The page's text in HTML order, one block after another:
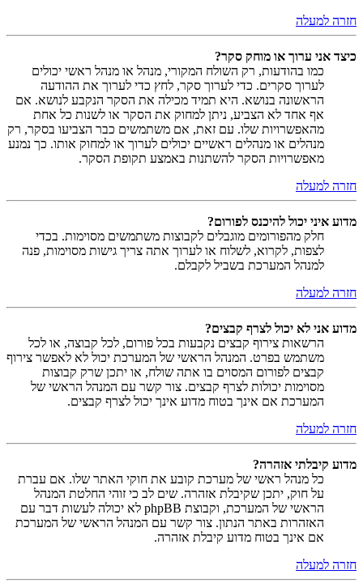
חזרה למעלה
כיצד אני ערוך או מוחק סקר?
כמו בהודעות, רק השולח המקורי, מנהל או מנהל ראשי יכולים
לערוך סקרים. כדי לערוך סקר, לחץ כדי לערוך את ההודעה
הראשונה בנושא. היא תמיד מכילה את הסקר הנקבע לנושא. אם
אף אחד לא הצביע, ניתן למחוק את הסקר או לשנות כל אחת
מהאפשרויות שלו. עם זאת, אם משתמשים כבר הצביעו בסקר, רק
מנהלים או מנהלים ראשיים יכולים לערוך או למחוק אותו. כך נמנע
מאפשרויות הסקר להשתנות באמצע תקופת הסקר.
חזרה למעלה
מדוע איני יכול להיכנס לפורום?
חלק מהפורומים מוגבלים לקבוצות משתמשים מסוימות. בכדי
לצפות, לקרוא, לשלוח או לערוך אתה צריך גישות מסוימות, פנה
למנהל המערכת בשביל לקבלם.
חזרה למעלה
מדוע אני לא יכול לצרף קבצים?
הרשאות צירוף קבצים נקבעות בכל פורום, לכל קבוצה, או לכל
משתמש בפרט. המנהל הראשי של המערכת יכול לא לאפשר צירוף
קבצים לפורום המסוים בו אתה שולח, או יתכן שרק קבוצות
מסוימות יכולות לצרף קבצים. צור קשר עם המנהל הראשי של
המערכת אם אינך בטוח מדוע אינך יכול לצרף קבצים.
חזרה למעלה
מדוע קיבלתי אזהרה?
כל מנהל ראשי של מערכת קובע את חוקי האתר שלו. אם עברת
על חוק, יתכן שקיבלת אזהרה. שים לב כי זוהי החלטת המנהל
הראשי של המערכת, וקבוצת phpBB לא יכולה לעשות דבר עם
האזהרות באתר הנתון. צור קשר עם המנהל הראשי של המערכת
אם אינך בטוח מדוע קיבלת אזהרה.
חזרה למעלה